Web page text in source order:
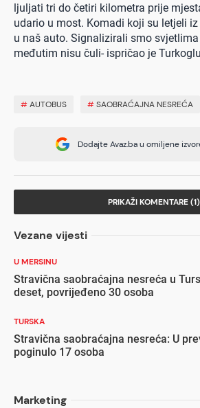
ljuljati tri do četiri kilometra prije
udario u most. Komadi koji su letjeli
u naš auto. Signalizirali smo
međutim nisu čuli- ispričao je
#AUTOBUS #SAOBRAĆAJNA NESREĆA
Dodajte Avaz.ba u omiljene
PRIKAŽI KOMENTARE (1)
Vezane vijesti
U MERSINU
Stravična saobraćajna nesreća u
deset, povrijeđeno 30 osoba
TURSKA
Stravična saobraćajna nesreća: U
poginulo 17 osoba
Marketing